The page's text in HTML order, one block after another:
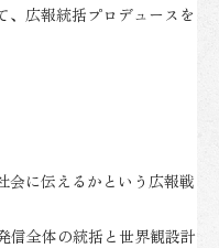
、広報統括プロデュースを
会に伝えるかという広報戦
信全体の統括と世界観設計